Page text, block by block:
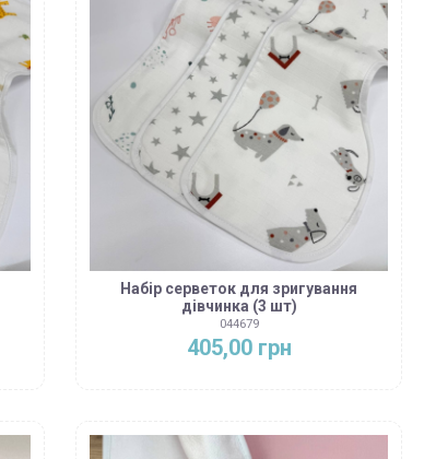
Набір серветок для зригування
дівчинка (3 шт)
044679
405,00 грн